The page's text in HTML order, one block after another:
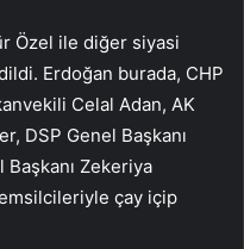
Özel ile diğer siyasi
Erdoğan burada, CHP
Celal Adan, AK
DSP Genel Başkanı
Başkanı Zekeriya
çay içip